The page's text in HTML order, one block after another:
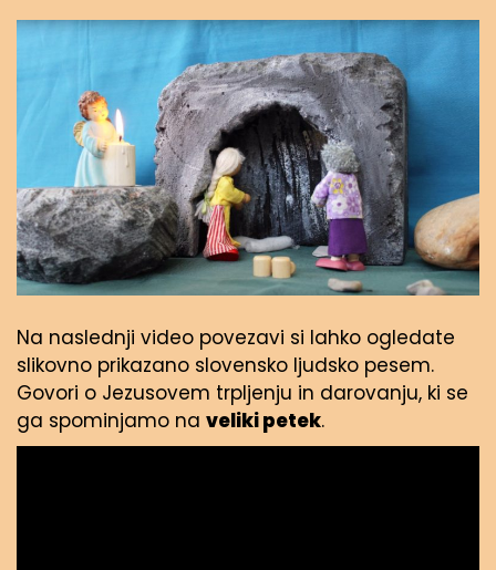
Na naslednji video povezavi si lahko ogledate
slikovno prikazano slovensko ljudsko pesem.
Govori o Jezusovem trpljenju in darovanju, ki se
ga spominjamo na veliki petek.